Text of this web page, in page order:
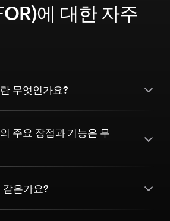
에 대한 자주
무엇인가요?
주요 장점과 기능은 무
은가요?